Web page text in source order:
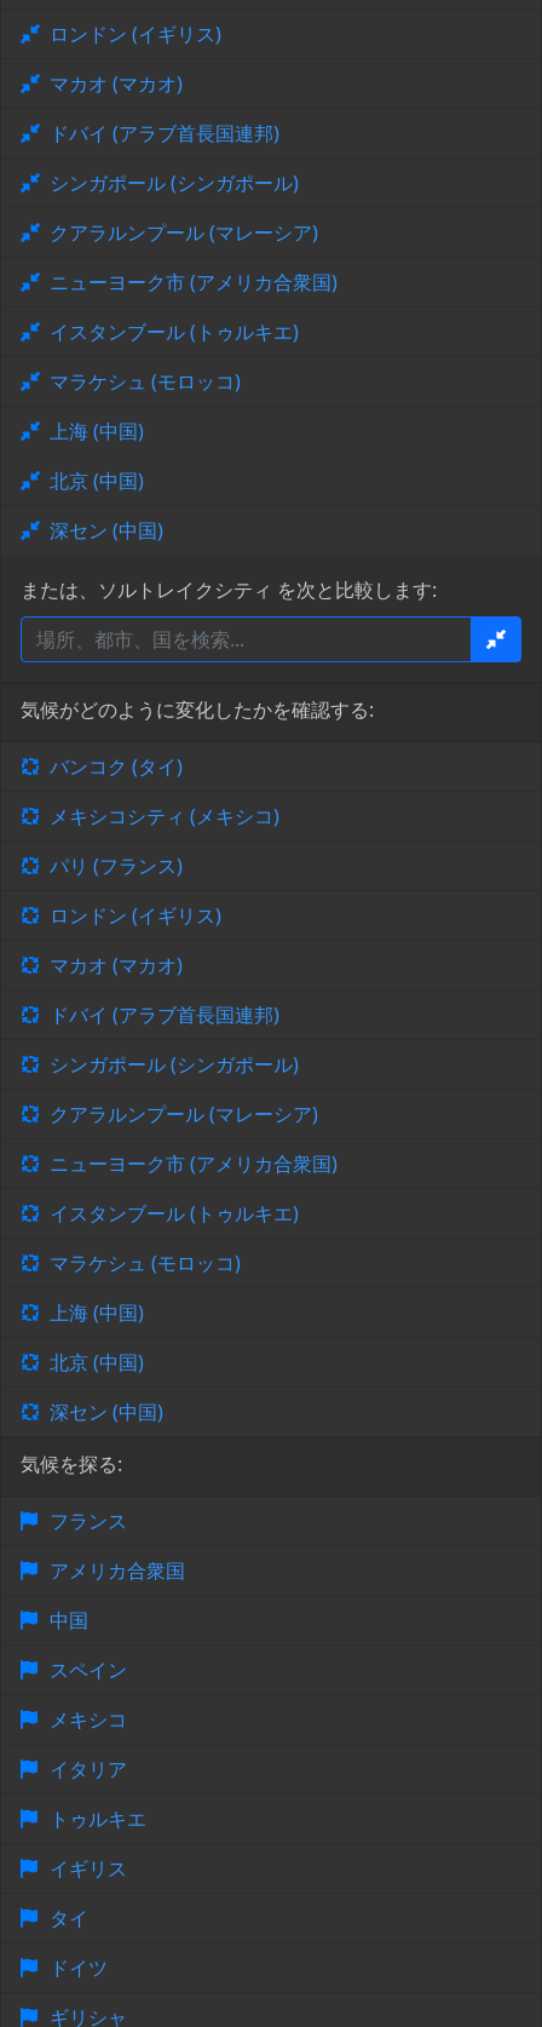
ロンドン (イギリス)
マカオ (マカオ)
ドバイ (アラブ首長国連邦)
シンガポール (シンガポール)
クアラルンプール (マレーシア)
ニューヨーク市 (アメリカ合衆国)
イスタンブール (トゥルキエ)
マラケシュ (モロッコ)
上海 (中国)
北京 (中国)
深セン (中国)
または、ソルトレイクシティ を次と比較します:
気候がどのように変化したかを確認する:
バンコク (タイ)
メキシコシティ (メキシコ)
パリ (フランス)
ロンドン (イギリス)
マカオ (マカオ)
ドバイ (アラブ首長国連邦)
シンガポール (シンガポール)
クアラルンプール (マレーシア)
ニューヨーク市 (アメリカ合衆国)
イスタンブール (トゥルキエ)
マラケシュ (モロッコ)
上海 (中国)
北京 (中国)
深セン (中国)
気候を探る:
フランス
アメリカ合衆国
中国
スペイン
メキシコ
イタリア
トゥルキエ
イギリス
タイ
ドイツ
ギリシャ